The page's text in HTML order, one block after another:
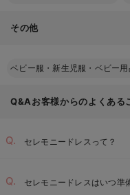
その他
ベビー服・新生児服・ベビー
Q&Aお客様からのよくある
セレモニードレスって？
セレモニードレスはいつ準